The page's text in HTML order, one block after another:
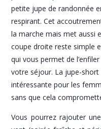
petite jupe de randonnée
respirant. Cet
la marche mais met aussi
coupe droite reste simple
qui vous permet de
votre séjour. La jupe-
intéressante pour les
sans que cela
Vous pourrez rajouter